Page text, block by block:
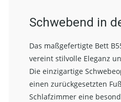
Schwebend in
Das maßgefertigte Bett
vereint stilvolle Eleganz
Die einzigartige
einen zurückgesetzten
Schlafzimmer eine